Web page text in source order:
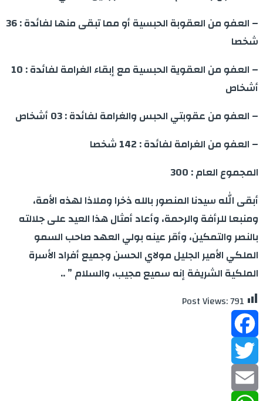
– العفو من العقوبة الحبسية أو مما تبقى منها لفائدة : 36
شخصا
– العفو من العقوية الحبسية مع إبقاء الغرامة لفائدة : 10
أشخاص
– العفو من عقوبتي الحبس والغرامة لفائدة : 03 أشخاص
– العفو من الغرامة لفائدة : 142 شخصا
المجموع العام : 300
أبقى الله سيدنا المنصور بالله ذخرا وملاذا لهذه الأمة،
ومنبعا للرأفة والرحمة، وأعاد أمثال هذا العيد على جلالته
بالنصر والتمكين، وأقر عينه بولي العهد صاحب السمو
الملكي الأمير الجليل مولاي الحسن وجميع أفراد الأسرة
الملكية الشريفة إنه سميع مجيب، والسلام ” ..
Post Views:791
Facebook
Twitter